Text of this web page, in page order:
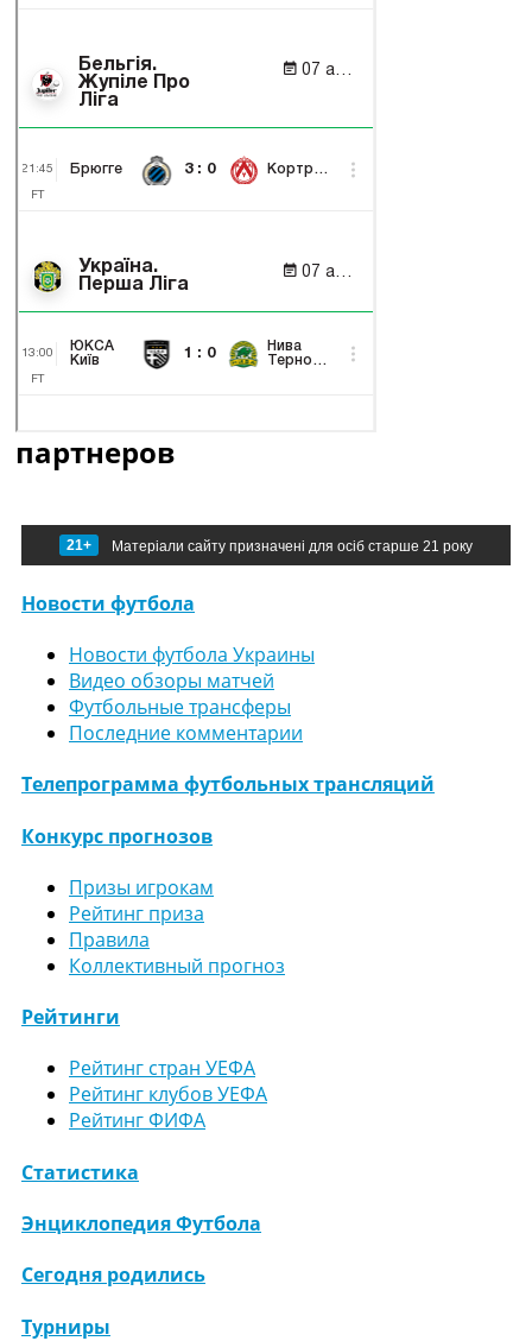
партнеров
21+ Матеріали сайту призначені для осіб старше 21 року
Новости футбола
Новости футбола Украины
Видео обзоры матчей
Футбольные трансферы
Последние комментарии
Телепрограмма футбольных трансляций
Конкурс прогнозов
Призы игрокам
Рейтинг приза
Правила
Коллективный прогноз
Рейтинги
Рейтинг стран УЕФА
Рейтинг клубов УЕФА
Рейтинг ФИФА
Статистика
Энциклопедия Футбола
Сегодня родились
Турниры